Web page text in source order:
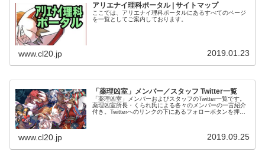
アリエナイ理科ポータル | サイトマップ
ここでは、アリエナイ理科ポータルにあるすべてのページ
を一覧としてご案内しております。
www.cl20.jp 2019.01.23
「薬理凶室」メンバー／スタッフ Twitter一覧
「薬理凶室」メンバーおよびスタッフのTwitter一覧です。
薬理凶室所長・くられ氏による各々のメンバーの一言紹介
付き。Twitterへのリンクの下にあるフォローボタンを押す
www.cl20.jp 2019.09.25